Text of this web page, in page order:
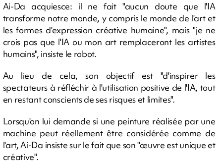
Ai-Da acquiesce: il ne fait "aucun doute que l'IA
transforme notre monde, y compris le monde de l'art et
les formes d'expression créative humaine", mais "je ne
crois pas que l'IA ou mon art remplaceront les artistes
humains", insiste le robot.
Au lieu de cela, son objectif est "d'inspirer les
spectateurs à réfléchir à l'utilisation positive de l'IA, tout
en restant conscients de ses risques et limites".
Lorsqu'on lui demande si une peinture réalisée par une
machine peut réellement être considérée comme de
l'art, Ai-Da insiste sur le fait que son "œuvre est unique et
créative".